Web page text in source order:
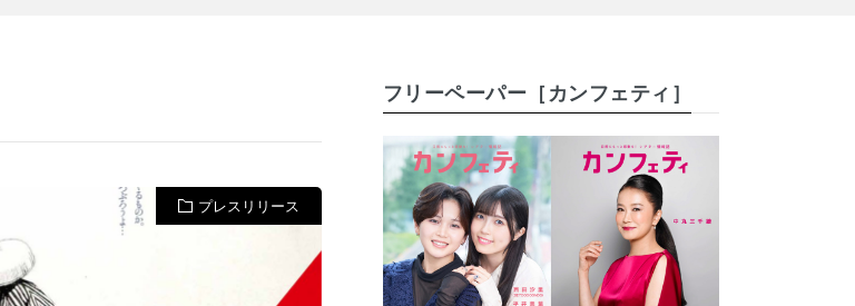
プレスリリース
フリーペーパー［カンフェティ］